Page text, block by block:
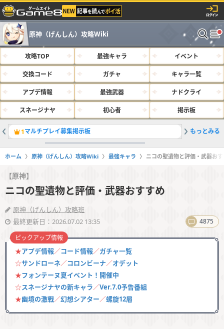
原神（げんしん）攻略Wiki
攻略TOP 最強キャラ イベント
交換コード ガチャ キャラ一覧
アプデ情報 最強武器 ナドクライ
スネージナヤ 初心者 掲示板
1マルチプレイ募集掲示板 2サルベ
もっとみる
ホーム 原神（げんしん）攻略Wiki 最強キャラ ニコの聖遺物と評価・武器お
【原神】
ニコの聖遺物と評価・武器おすすめ
原神（げんしん）攻略班
最終更新日：2026.07.02 13:35
4875
★アプデ情報／コード情報／ガチャ一覧
☆サンドローネ／コロンビーナ／オデット
★フォンテーヌ夏イベント！開催中
☆スネージナヤの新キャラ／Ver.7.0予告番組
★幽境の激戦／幻想シアター／螺旋12層
ピックアップ情報